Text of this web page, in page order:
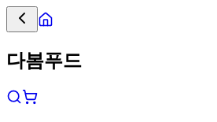
다봄푸드